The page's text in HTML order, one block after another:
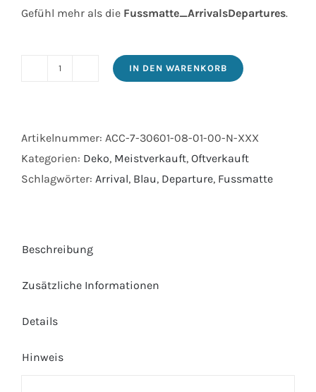
Gefühl mehr als die Fussmatte_ArrivalsDepartures.
Fussmatte_ArrivalDepartures
IN DEN WARENKORB
Artikelnummer: ACC-7-30601-08-01-00-N-XXX
Kategorien: Deko, Meistverkauft, Oftverkauft
Schlagwörter: Arrival, Blau, Departure, Fussmatte
Beschreibung
Zusätzliche Informationen
Details
Hinweis